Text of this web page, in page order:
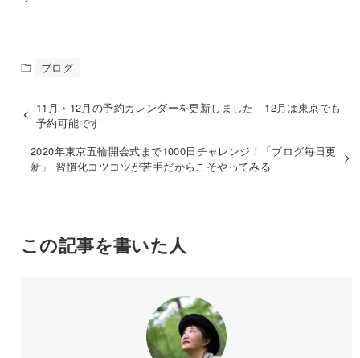
ブログ
11月・12月の予約カレンダーを更新しました 12月は東京でも
予約可能です
2020年東京五輪開会式まで1000日チャレンジ！「ブログ毎日更
新」 習慣化コツコツが苦手だからこそやってみる
この記事を書いた人